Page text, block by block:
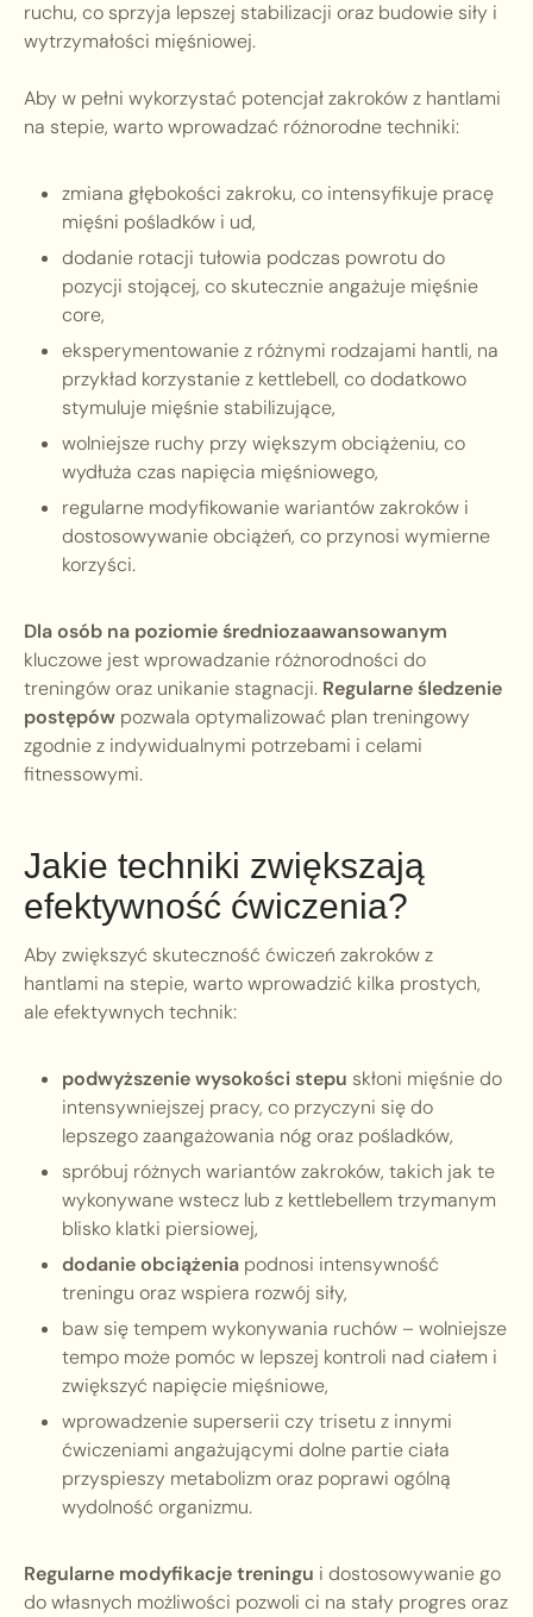
ruchu, co sprzyja lepszej stabilizacji oraz budowie siły i
wytrzymałości mięśniowej.
Aby w pełni wykorzystać potencjał zakroków z hantlami
na stepie, warto wprowadzać różnorodne techniki:
zmiana głębokości zakroku, co intensyfikuje pracę
mięśni pośladków i ud,
dodanie rotacji tułowia podczas powrotu do
pozycji stojącej, co skutecznie angażuje mięśnie
core,
eksperymentowanie z różnymi rodzajami hantli, na
przykład korzystanie z kettlebell, co dodatkowo
stymuluje mięśnie stabilizujące,
wolniejsze ruchy przy większym obciążeniu, co
wydłuża czas napięcia mięśniowego,
regularne modyfikowanie wariantów zakroków i
dostosowywanie obciążeń, co przynosi wymierne
korzyści.
Dla osób na poziomie średniozaawansowanym
kluczowe jest wprowadzanie różnorodności do
treningów oraz unikanie stagnacji. Regularne śledzenie
postępów pozwala optymalizować plan treningowy
zgodnie z indywidualnymi potrzebami i celami
fitnessowymi.
Jakie techniki zwiększają
efektywność ćwiczenia?
Aby zwiększyć skuteczność ćwiczeń zakroków z
hantlami na stepie, warto wprowadzić kilka prostych,
ale efektywnych technik:
podwyższenie wysokości stepu skłoni mięśnie do
intensywniejszej pracy, co przyczyni się do
lepszego zaangażowania nóg oraz pośladków,
spróbuj różnych wariantów zakroków, takich jak te
wykonywane wstecz lub z kettlebellem trzymanym
blisko klatki piersiowej,
dodanie obciążenia podnosi intensywność
treningu oraz wspiera rozwój siły,
baw się tempem wykonywania ruchów – wolniejsze
tempo może pomóc w lepszej kontroli nad ciałem i
zwiększyć napięcie mięśniowe,
wprowadzenie superserii czy trisetu z innymi
ćwiczeniami angażującymi dolne partie ciała
przyspieszy metabolizm oraz poprawi ogólną
wydolność organizmu.
Regularne modyfikacje treningu i dostosowywanie go
do własnych możliwości pozwoli ci na stały progres oraz